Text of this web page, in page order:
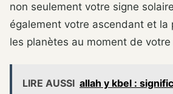
non seulement votre signe
également votre ascendant et la
les planètes au moment de votre
LIRE AUSSI allah y kbel :